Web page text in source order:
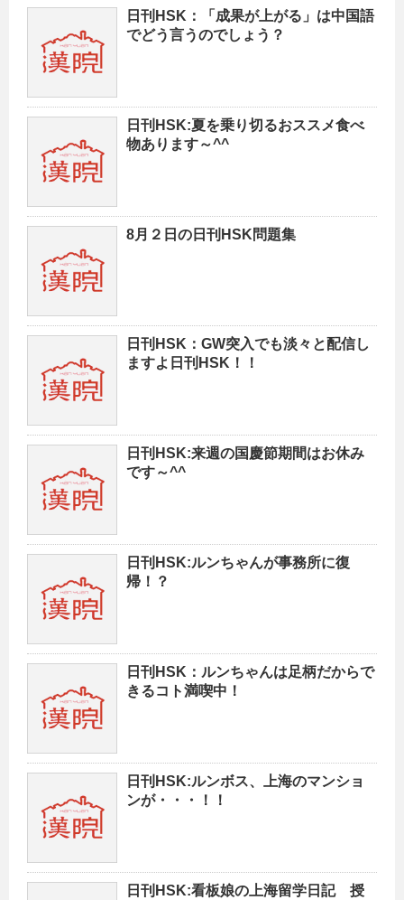
日刊HSK：「成果が上がる」は中国語
でどう言うのでしょう？
日刊HSK:夏を乗り切るおススメ食べ
物あります～^^
8月２日の日刊HSK問題集
日刊HSK：GW突入でも淡々と配信し
ますよ日刊HSK！！
日刊HSK:来週の国慶節期間はお休み
です～^^
日刊HSK:ルンちゃんが事務所に復
帰！？
日刊HSK：ルンちゃんは足柄だからで
きるコト満喫中！
日刊HSK:ルンボス、上海のマンショ
ンが・・・！！
日刊HSK:看板娘の上海留学日記 授